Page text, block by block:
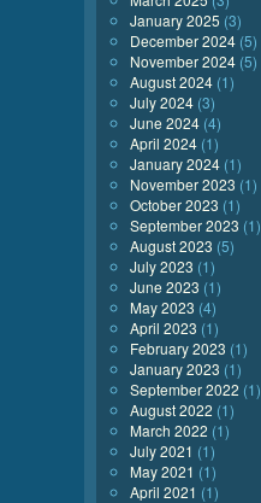
January 2025 (3)
December 2024 (5)
November 2024 (5)
August 2024 (1)
July 2024 (3)
June 2024 (4)
April 2024 (1)
January 2024 (1)
November 2023 (1)
October 2023 (1)
September 2023 (1)
August 2023 (5)
July 2023 (1)
June 2023 (1)
May 2023 (4)
April 2023 (1)
February 2023 (1)
January 2023 (1)
September 2022 (1)
August 2022 (1)
March 2022 (1)
July 2021 (1)
May 2021 (1)
April 2021 (1)